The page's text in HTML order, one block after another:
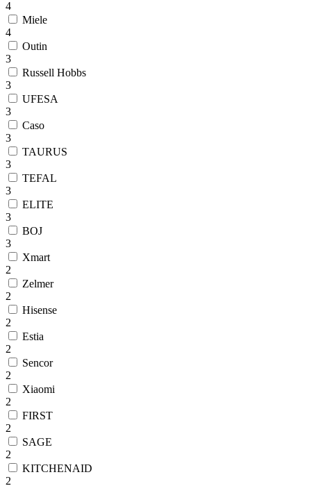
4
Miele
4
Outin
3
Russell Hobbs
3
UFESA
3
Caso
3
TAURUS
3
TEFAL
3
ELITE
3
BOJ
3
Xmart
2
Zelmer
2
Hisense
2
Estia
2
Sencor
2
Xiaomi
2
FIRST
2
SAGE
2
KITCHENAID
2